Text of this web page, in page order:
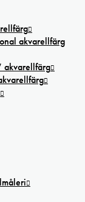
akvarellfärg
akvarellfärg